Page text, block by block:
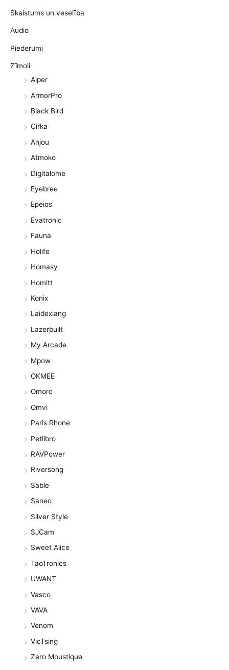
Skaistums un veselība
Audio
Piederumi
Zīmoli
Aiper
ArmorPro
Black Bird
Cirka
Anjou
Atmoko
Digitalome
Eyebree
Epeios
Evatronic
Fauna
Holife
Homasy
Homitt
Konix
Laidexiang
Lazerbuilt
My Arcade
Mpow
OKMEE
Omorc
Omvi
Paris Rhone
Petlibro
RAVPower
Riversong
Sable
Saneo
Silver Style
SJCam
Sweet Alice
TaoTronics
UWANT
Vasco
VAVA
Venom
VicTsing
Zero Moustique